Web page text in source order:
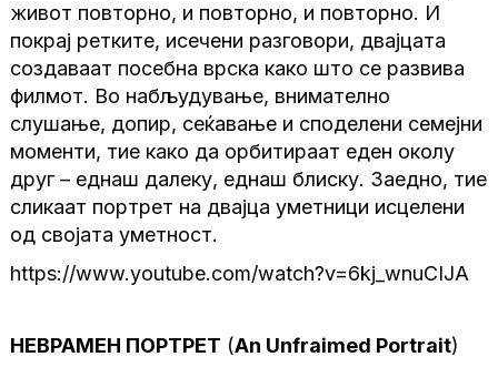
живот повторно, и повторно, и повторно. И
покрај ретките, исечени разговори, двајцата
создаваат посебна врска како што се развива
филмот. Во набљудување, внимателно
слушање, допир, сеќавање и споделени семејни
моменти, тие како да орбитираат еден околу
друг – еднаш далеку, еднаш блиску. Заедно, тие
сликаат портрет на двајца уметници исцелени
од својата уметност.
https://www.youtube.com/watch?v=6kj_wnuCIJA
НЕВРАМЕН ПОРТРЕТ (An Unfraimed Portrait)